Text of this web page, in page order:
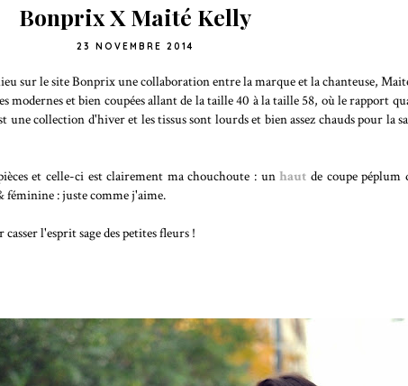
Bonprix X Maité Kelly
23 NOVEMBRE 2014
sur le site Bonprix une collaboration entre la marque et la chanteuse,
modernes et bien coupées allant de la taille 40 à la taille 58, où le rapport
collection d'hiver et les tissus sont lourds et bien assez chauds pour la
et celle-ci est clairement ma chouchoute : unhaut de coupe péplum
féminine : juste comme j'aime.
l'esprit sage des petites fleurs !